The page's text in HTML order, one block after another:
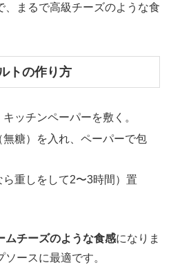
、まるで高級チーズのような食
トの作り方
ッチンペーパーを敷く。
糖）を入れ、ペーパーで包
重しをして2〜3時間）置
ムチーズのような食感になりま
ースに最適です。